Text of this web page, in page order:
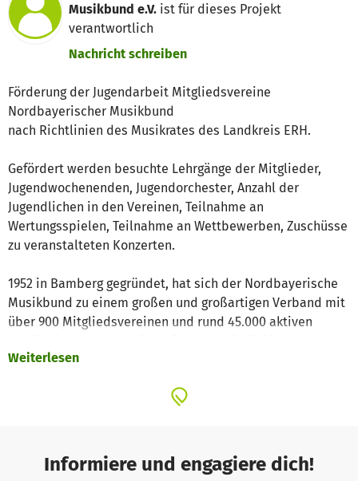
Musikbund e.V. ist für dieses Projekt
verantwortlich
Nachricht schreiben
Förderung der Jugendarbeit Mitgliedsvereine
Nordbayerischer Musikbund
nach Richtlinien des Musikrates des Landkreis ERH.
Gefördert werden besuchte Lehrgänge der Mitglieder,
Jugendwochenenden, Jugendorchester, Anzahl der
Jugendlichen in den Vereinen, Teilnahme an
Wertungsspielen, Teilnahme an Wettbewerben, Zuschüsse
zu veranstalteten Konzerten.
1952 in Bamberg gegründet, hat sich der Nordbayerische
Musikbund zu einem großen und großartigen Verband mit
über 900 Mitgliedsvereinen und rund 45.000 aktiven
Bezirken und der Oberpfalz entwickelt.
und dem Nordbayerischen Jugendblasorchester
Der Auf- und Ausbau eines durchgängigen
Fortbildungskonzeptes führt dazu, dass viele junge
Weiterlesen
Informiere und engagiere dich!